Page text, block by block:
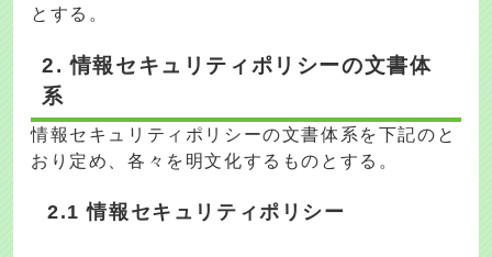
とする。
2. 情報セキュリティポリシーの文書体
系
情報セキュリティポリシーの文書体系を下記のと
おり定め、各々を明文化するものとする。
2.1 情報セキュリティポリシー